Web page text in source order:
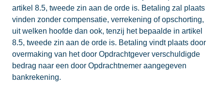
artikel 8.5, tweede zin aan de orde is. Betaling zal plaats
vinden zonder compensatie, verrekening of opschorting,
uit welken hoofde dan ook, tenzij het bepaalde in artikel
8.5, tweede zin aan de orde is. Betaling vindt plaats door
overmaking van het door Opdrachtgever verschuldigde
bedrag naar een door Opdrachtnemer aangegeven
bankrekening.